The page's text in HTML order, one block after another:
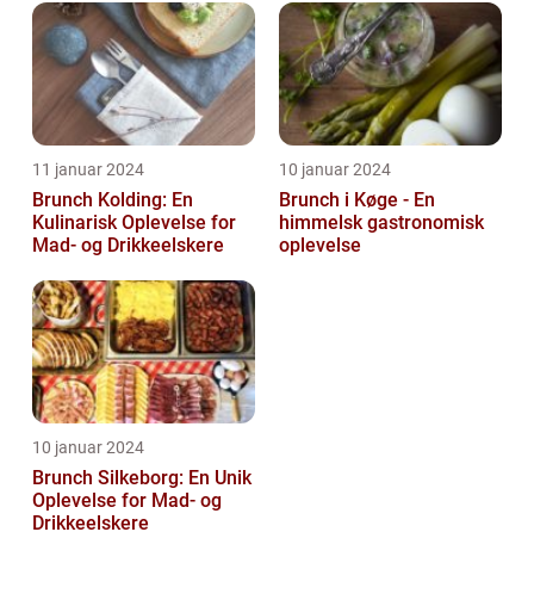
to...
11 januar 2024
Brunch Kolding: En
Kulinarisk Oplevelse for
Mad- og Drikkeelskere
10 januar 2024
Brunch i Køge - En
himmelsk gastronomisk
oplevelse
10 januar 2024
Brunch Silkeborg: En Unik
Oplevelse for Mad- og
Drikkeelskere